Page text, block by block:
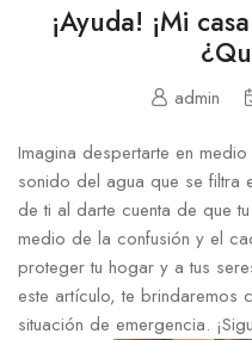
¡Ayuda! ¡Mi
admin
Imagina despertarte en
sonido del agua que ‌se filtra
de ‌ti al darte cuenta de que
medio de la confusión y el
proteger tu⁢ hogar ⁣y a ⁤tus
este artículo, te brindaremos
situación de ⁣emergencia.